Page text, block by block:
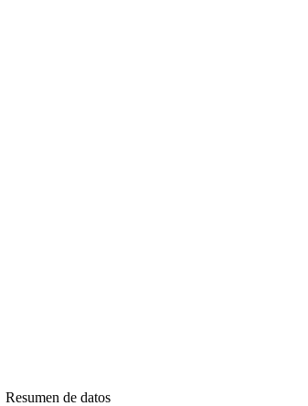
Resumen de datos